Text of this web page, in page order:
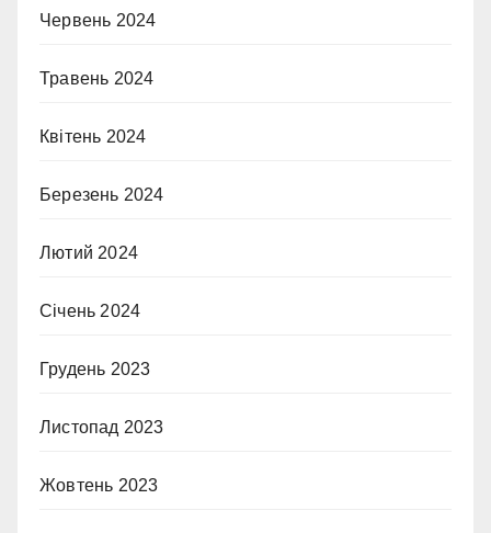
Червень 2024
Травень 2024
Квітень 2024
Березень 2024
Лютий 2024
Січень 2024
Грудень 2023
Листопад 2023
Жовтень 2023